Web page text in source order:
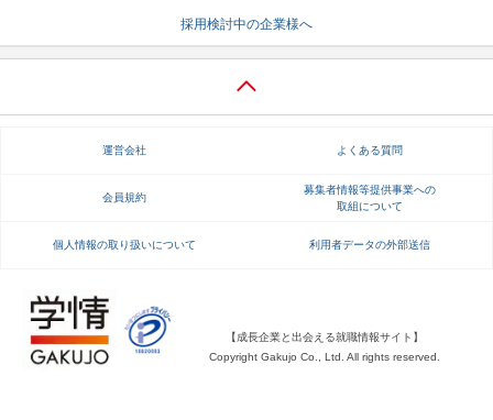
適職診断 就活チャンネル
採用検討中の企業様へ
運営会社 よくある質問
会員規約
募集者情報等提供事業への
取組について
個人情報の取り扱いについて 利用者データの外部送信
【成長企業と出会える就職情報サイト】
Copyright Gakujo Co., Ltd. All rights reserved.